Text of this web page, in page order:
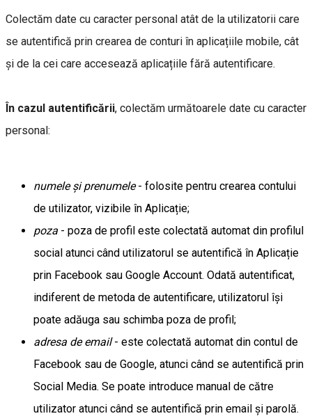
Colectăm date cu caracter personal atât de la utilizatorii care
se autentifică prin crearea de conturi în aplicațiile mobile, cât
și de la cei care accesează aplicațiile fără autentificare.
În cazul autentificării, colectăm următoarele date cu caracter
personal:
numele și prenumele- folosite pentru crearea contului
de utilizator, vizibile în Aplicație;
poza - poza de profil este colectată automat din profilul
social atunci când utilizatorul se autentifică în Aplicație
prin Facebook sau Google Account. Odată autentificat,
indiferent de metoda de autentificare, utilizatorul își
poate adăuga sau schimba poza de profil;
adresa de email- este colectată automat din contul de
Facebook sau de Google, atunci când se autentifică prin
Social Media. Se poate introduce manual de către
utilizator atunci când se autentifică prin email și parolă.